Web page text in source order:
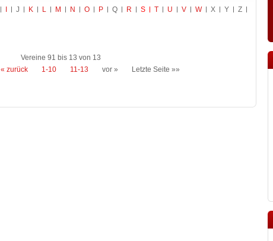
J K L M N O P Q R S T U V W X Y Z
Vereine 91 bis 13 von 13
« zurück 1-10 11-13 vor » Letzte Seite »»